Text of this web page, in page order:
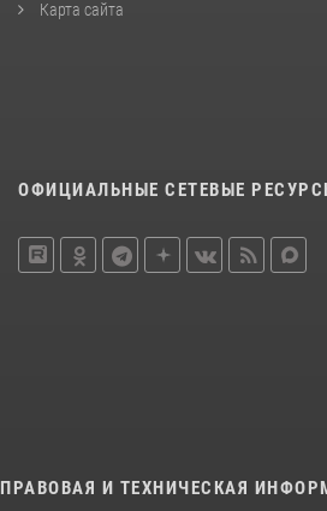
Карта сайта
ОФИЦИАЛЬНЫЕ СЕТЕВЫЕ
ПРАВОВАЯ И ТЕХНИЧЕСКАЯ